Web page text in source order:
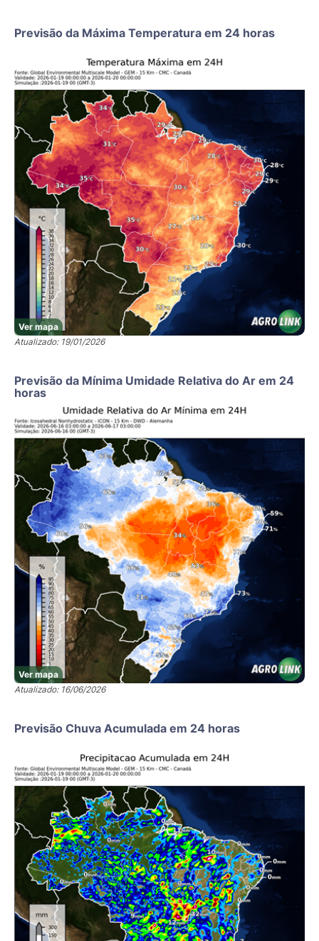
Previsão da Máxima Temperatura em 24 horas
Ver mapa
Atualizado: 19/01/2026
Previsão da Mínima Umidade Relativa do Ar em 24
horas
Ver mapa
Atualizado: 16/06/2026
Previsão Chuva Acumulada em 24 horas